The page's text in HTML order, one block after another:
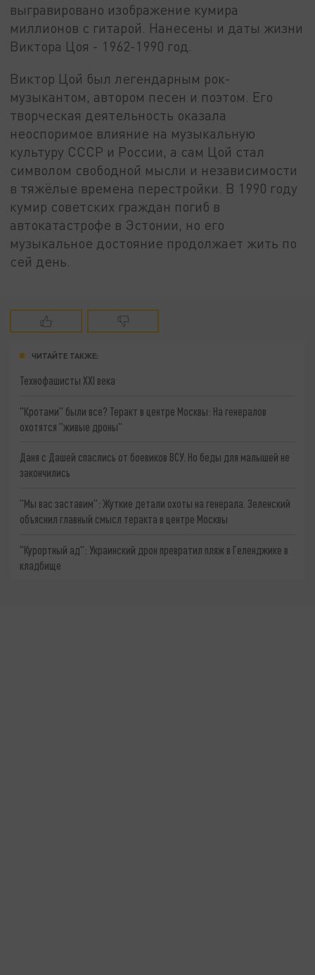
выгравировано изображение кумира
миллионов с гитарой. Нанесены и даты жизни
Виктора Цоя - 1962-1990 год.
Виктор Цой был легендарным рок-
музыкантом, автором песен и поэтом. Его
творческая деятельность оказала
неоспоримое влияние на музыкальную
культуру СССР и России, а сам Цой стал
символом свободной мысли и независимости
в тяжёлые времена перестройки. В 1990 году
кумир советских граждан погиб в
автокатастрофе в Эстонии, но его
музыкальное достояние продолжает жить по
сей день.
ЧИТАЙТЕ ТАКЖЕ:
Технофашисты XXI века
"Кротами" были все? Теракт в центре Москвы: На генералов
охотятся "живые дроны"
Даня с Дашей спаслись от боевиков ВСУ. Но беды для малышей не
закончились
"Мы вас заставим": Жуткие детали охоты на генерала. Зеленский
объяснил главный смысл теракта в центре Москвы
"Курортный ад": Украинский дрон превратил пляж в Геленджике в
кладбище